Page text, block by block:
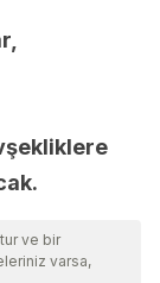
ve bir
varsa,